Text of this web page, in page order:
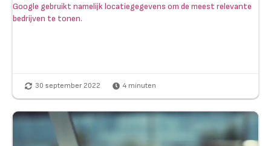
Google gebruikt namelijk locatiegegevens om de meest relevante
bedrijven te tonen.
30 september 2022 4 minuten